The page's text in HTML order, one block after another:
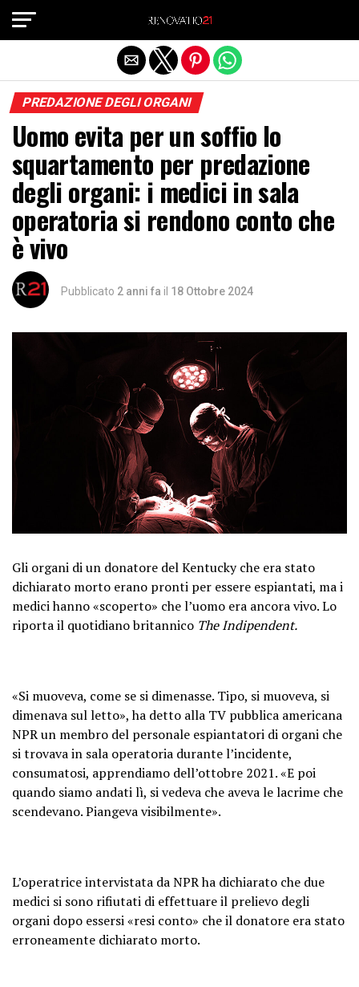
PREDAZIONE DEGLI ORGANI
Uomo evita per un soffio lo
squartamento per predazione
degli organi: i medici in sala
operatoria si rendono conto che
è vivo
Pubblicato 2 anni fa il 18 Ottobre 2024
Gli organi di un donatore del Kentucky che era stato
dichiarato morto erano pronti per essere espiantati, ma i
medici hanno «scoperto» che l’uomo era ancora vivo. Lo
riporta il quotidiano britannico The Indipendent.
«Si muoveva, come se si dimenasse. Tipo, si muoveva, si
dimenava sul letto», ha detto alla TV pubblica americana
NPR un membro del personale espiantatori di organi che
si trovava in sala operatoria durante l’incidente,
consumatosi, apprendiamo dell’ottobre 2021. «E poi
quando siamo andati lì, si vedeva che aveva le lacrime che
scendevano. Piangeva visibilmente».
L’operatrice intervistata da NPR ha dichiarato che due
medici si sono rifiutati di effettuare il prelievo degli
organi dopo essersi «resi conto» che il donatore era stato
erroneamente dichiarato morto.
Exit mobile version